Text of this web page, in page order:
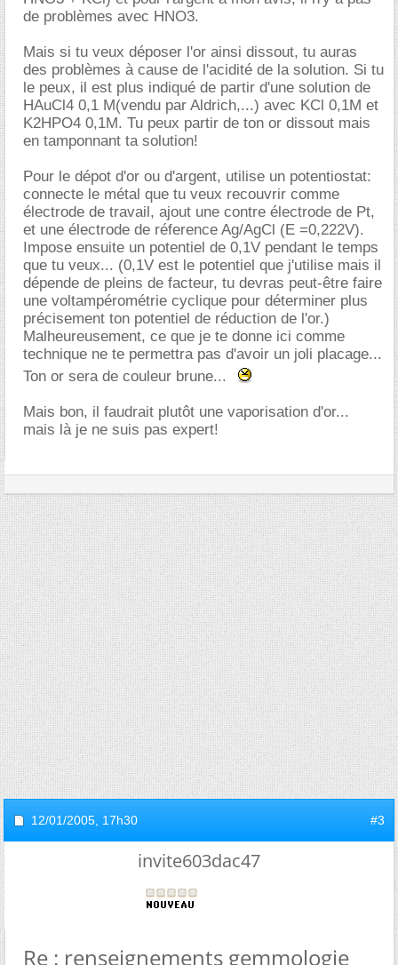
de problèmes avec HNO3.
Mais si tu veux déposer l'or ainsi dissout, tu auras
des problèmes à cause de l'acidité de la solution. Si tu
le peux, il est plus indiqué de partir d'une solution de
HAuCl4 0,1 M(vendu par Aldrich,...) avec KCl 0,1M et
K2HPO4 0,1M. Tu peux partir de ton or dissout mais
en tamponnant ta solution!
Pour le dépot d'or ou d'argent, utilise un potentiostat:
connecte le métal que tu veux recouvrir comme
électrode de travail, ajout une contre électrode de Pt,
et une électrode de réference Ag/AgCl (E =0,222V).
Impose ensuite un potentiel de 0,1V pendant le temps
que tu veux... (0,1V est le potentiel que j'utilise mais il
dépende de pleins de facteur, tu devras peut-être faire
une voltampérométrie cyclique pour déterminer plus
précisement ton potentiel de réduction de l'or.)
Malheureusement, ce que je te donne ici comme
technique ne te permettra pas d'avoir un joli placage...
Ton or sera de couleur brune...
Mais bon, il faudrait plutôt une vaporisation d'or...
mais là je ne suis pas expert!
12/01/2005, 17h30 #3
invite603dac47
Re : renseignements gemmologie